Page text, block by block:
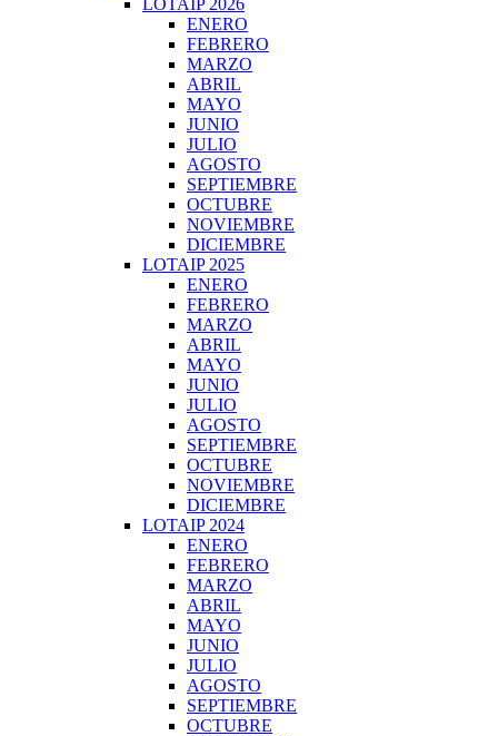
LOTAIP 2026
ENERO
FEBRERO
MARZO
ABRIL
MAYO
JUNIO
JULIO
AGOSTO
SEPTIEMBRE
OCTUBRE
NOVIEMBRE
DICIEMBRE
LOTAIP 2025
ENERO
FEBRERO
MARZO
ABRIL
MAYO
JUNIO
JULIO
AGOSTO
SEPTIEMBRE
OCTUBRE
NOVIEMBRE
DICIEMBRE
LOTAIP 2024
ENERO
FEBRERO
MARZO
ABRIL
MAYO
JUNIO
JULIO
AGOSTO
SEPTIEMBRE
OCTUBRE